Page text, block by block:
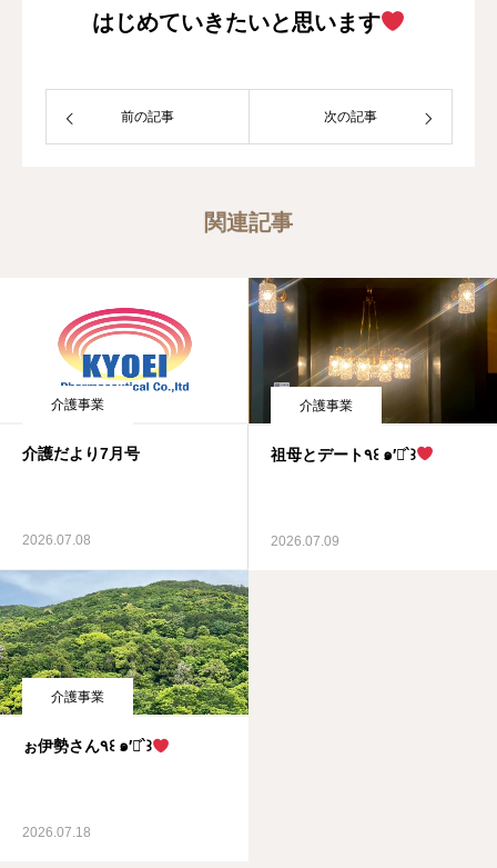
はじめていきたいと思います
前の記事 次の記事
関連記事
介護事業
介護だより7月号
2026.07.08
介護事業
祖母とデート٩꒰ ๑′◡͐`꒱
2026.07.09
介護事業
ぉ伊勢さん٩꒰ ๑′◡͐`꒱
2026.07.18